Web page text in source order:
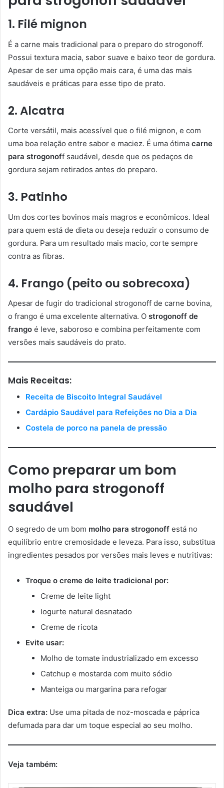
1. Filé mignon
É a carne mais tradicional para o preparo do strogonoff.
Possui textura macia, sabor suave e baixo teor de gordura.
Apesar de ser uma opção mais cara, é uma das mais
saudáveis e práticas para esse tipo de prato.
2. Alcatra
Corte versátil, mais acessível que o filé mignon, e com
uma boa relação entre sabor e maciez. É uma ótima carne
para strogonoff saudável, desde que os pedaços de
gordura sejam retirados antes do preparo.
3. Patinho
Um dos cortes bovinos mais magros e econômicos. Ideal
para quem está de dieta ou deseja reduzir o consumo de
gordura. Para um resultado mais macio, corte sempre
contra as fibras.
4. Frango (peito ou sobrecoxa)
Apesar de fugir do tradicional strogonoff de carne bovina,
o frango é uma excelente alternativa. O strogonoff de
frango é leve, saboroso e combina perfeitamente com
versões mais saudáveis do prato.
Mais Receitas:
Receita de Biscoito Integral Saudável
Cardápio Saudável para Refeições no Dia a Dia
Costela de porco na panela de pressão
Como preparar um bom
molho para strogonoff
saudável
O segredo de um bom molho para strogonoff está no
equilíbrio entre cremosidade e leveza. Para isso, substitua
ingredientes pesados por versões mais leves e nutritivas:
Troque o creme de leite tradicional por:
Creme de leite light
Iogurte natural desnatado
Creme de ricota
Evite usar:
Molho de tomate industrializado em excesso
Catchup e mostarda com muito sódio
Manteiga ou margarina para refogar
Dica extra: Use uma pitada de noz-moscada e páprica
defumada para dar um toque especial ao seu molho.
Veja também: